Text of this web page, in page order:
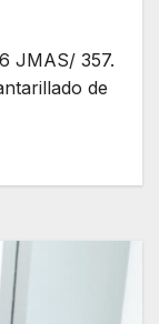
JMAS/ 357.
de